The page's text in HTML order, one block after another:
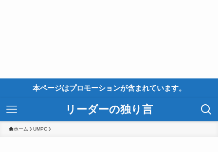
本ページはプロモーションが含まれています。
リーダーの独り言
ホーム UMPC